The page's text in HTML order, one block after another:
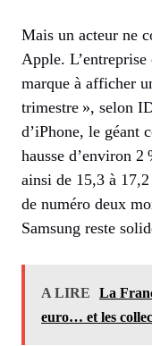
Mais un acteur ne
Apple.
marque à afficher
trimestre », selon
d’iPhone, le géant
hausse d’environ
ainsi de 15,3 à
de numéro deux
Samsung reste
A LIRE
La
euro… et les